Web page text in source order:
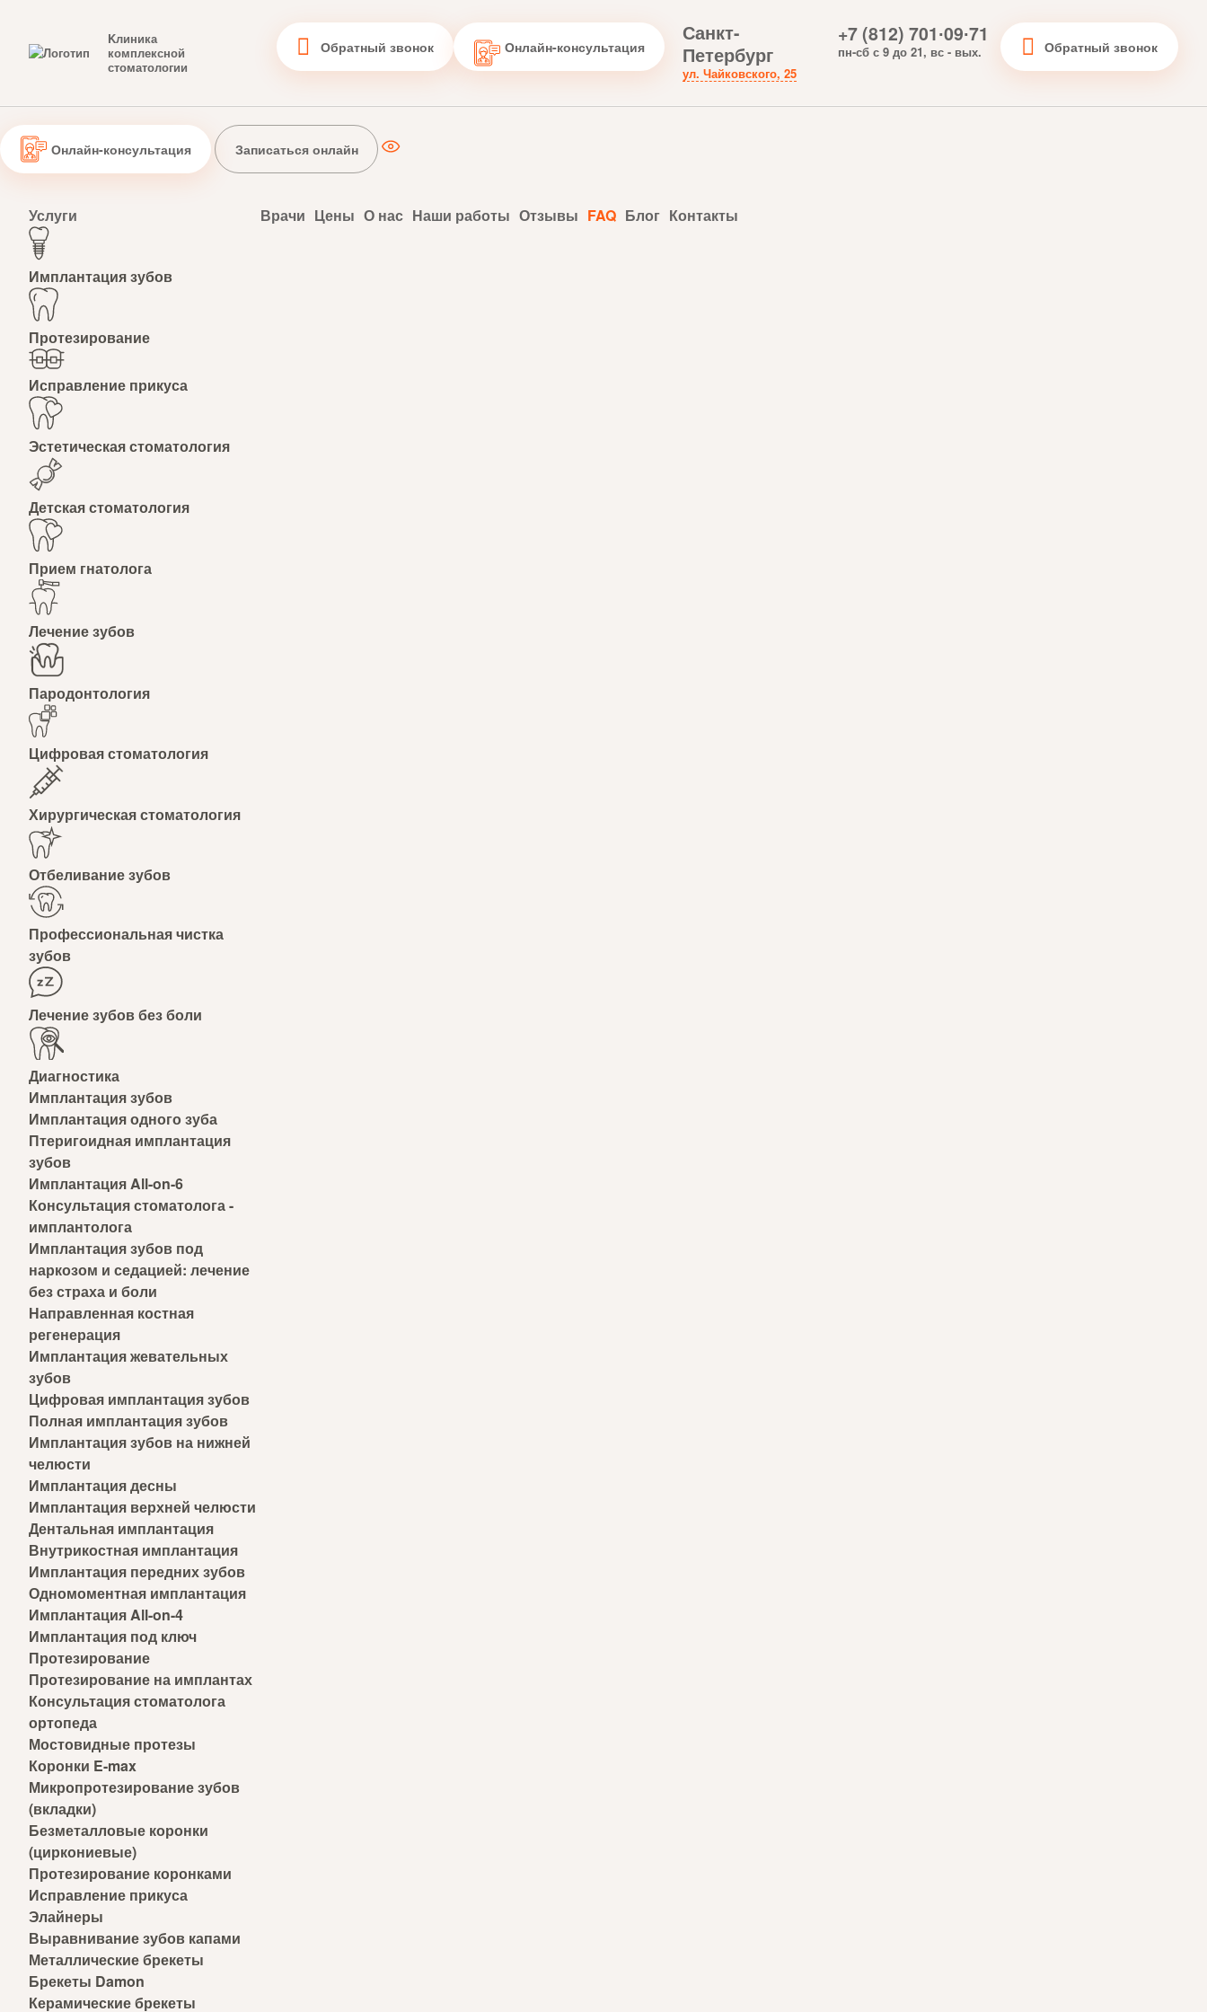
Kлиника
комплексной
стоматологии
Обратный звонок Онлайн-консультация
Санкт-
Петербург
ул. Чайковского, 25
+7 (812) 701∙09∙71
пн-сб с 9 до 21, вс - вых. Обратный звонок
Онлайн-консультация Записаться онлайн
Услуги
Имплантация зубов
Протезирование
Исправление прикуса
Эстетическая стоматология
Детская стоматология
Прием гнатолога
Лечение зубов
Пародонтология
Цифровая стоматология
Хирургическая стоматология
Отбеливание зубов
Профессиональная чистка
зубов
Лечение зубов без боли
Диагностика
Имплантация зубов
Имплантация одного зуба
Птеригоидная имплантация
зубов
Имплантация All-on-6
Консультация стоматолога -
имплантолога
Имплантация зубов под
наркозом и седацией: лечение
без страха и боли
Направленная костная
регенерация
Имплантация жевательных
зубов
Цифровая имплантация зубов
Полная имплантация зубов
Имплантация зубов на нижней
челюсти
Имплантация десны
Имплантация верхней челюсти
Дентальная имплантация
Внутрикостная имплантация
Имплантация передних зубов
Одномоментная имплантация
Имплантация All-on-4
Имплантация под ключ
Протезирование
Протезирование на имплантах
Консультация стоматолога
ортопеда
Мостовидные протезы
Коронки E-max
Микропротезирование зубов
(вкладки)
Безметалловые коронки
(циркониевые)
Протезирование коронками
Исправление прикуса
Элайнеры
Выравнивание зубов капами
Металлические брекеты
Брекеты Damon
Керамические брекеты
Врачи Цены О нас Наши работы Отзывы FAQ Блог Контакты